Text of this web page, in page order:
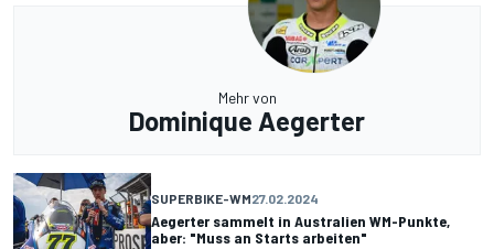
Mehr von
Dominique Aegerter
SUPERBIKE-WM27.02.2024
Aegerter sammelt in Australien WM-Punkte,
aber: "Muss an Starts arbeiten"